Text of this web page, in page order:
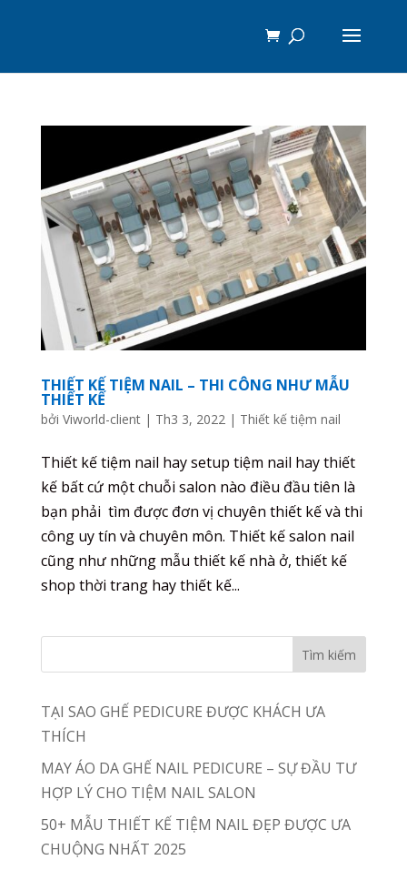
THIẾT KẾ TIỆM NAIL – THI CÔNG NHƯ MẪU
THIẾT KẾ
bởi Viworld-client| Th3 3, 2022| Thiết kế tiệm nail
Thiết kế tiệm nail hay setup tiệm nail hay thiết
kế bất cứ một chuỗi salon nào điều đầu tiên là
bạn phải tìm được đơn vị chuyên thiết kế và thi
công uy tín và chuyên môn. Thiết kế salon nail
cũng như những mẫu thiết kế nhà ở, thiết kế
shop thời trang hay thiết kế...
TẠI SAO GHẾ PEDICURE ĐƯỢC KHÁCH ƯA
THÍCH
MAY ÁO DA GHẾ NAIL PEDICURE – SỰ ĐẦU TƯ
HỢP LÝ CHO TIỆM NAIL SALON
50+ MẪU THIẾT KẾ TIỆM NAIL ĐẸP ĐƯỢC ƯA
CHUỘNG NHẤT 2025